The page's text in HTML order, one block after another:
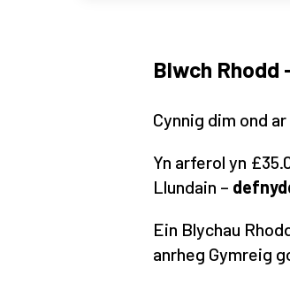
Blwch Rhodd
Cynnig dim ond
Yn arferol yn
Llundain –
Ein Blychau
anrheg Gymreig